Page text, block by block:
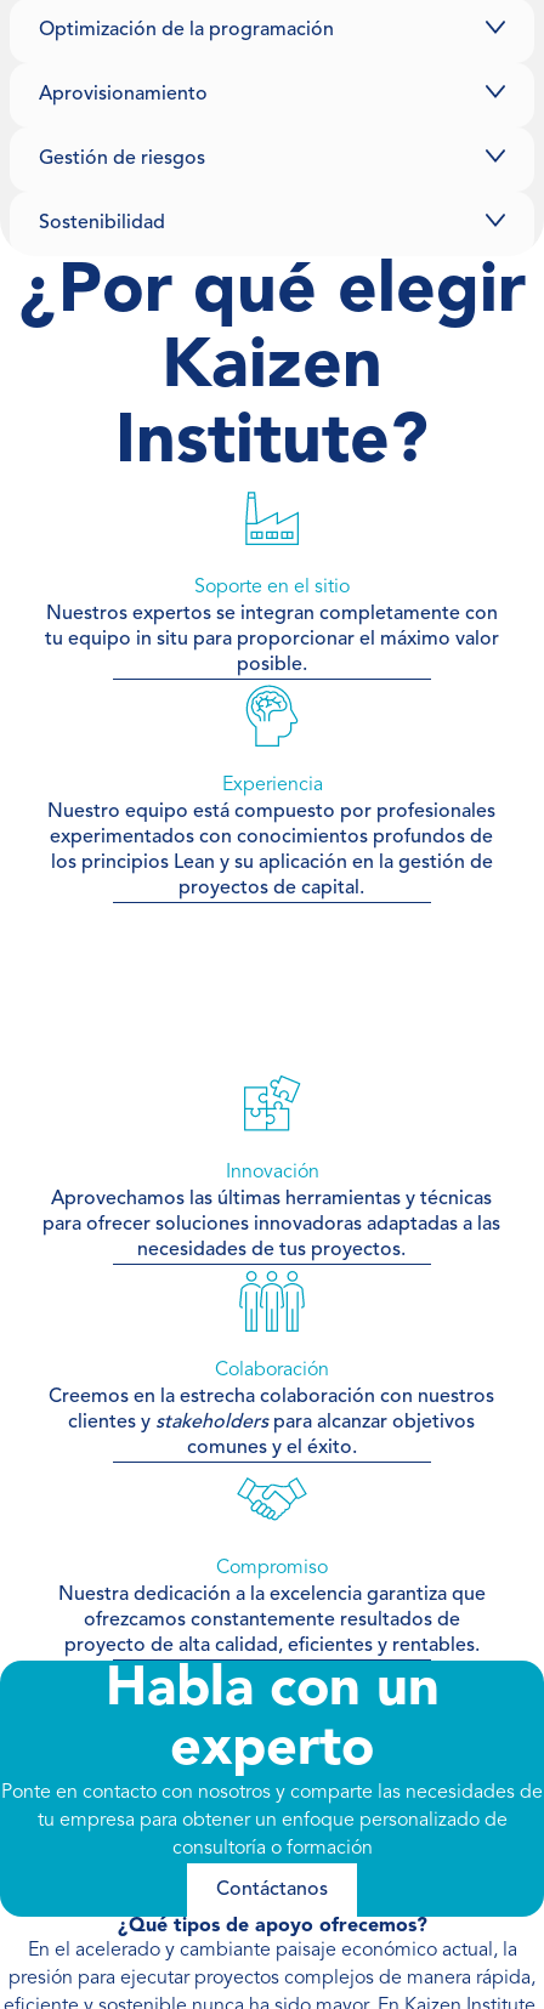
Optimización de la programación
Aprovisionamiento
Gestión de riesgos
Sostenibilidad
¿Por qué elegir
Kaizen
Institute?
Soporte en el sitio
Nuestros expertos se integran completamente con
tu equipo in situ para proporcionar el máximo valor
posible.
Experiencia
Nuestro equipo está compuesto por profesionales
experimentados con conocimientos profundos de
los principios Lean y su aplicación en la gestión de
proyectos de capital.
Innovación
Aprovechamos las últimas herramientas y técnicas
para ofrecer soluciones innovadoras adaptadas a las
necesidades de tus proyectos.
Colaboración
Creemos en la estrecha colaboración con nuestros
clientes y stakeholders para alcanzar objetivos
comunes y el éxito.
Compromiso
Nuestra dedicación a la excelencia garantiza que
ofrezcamos constantemente resultados de
proyecto de alta calidad, eficientes y rentables.
Habla con un
experto
Ponte en contacto con nosotros y comparte las necesidades de
tu empresa para obtener un enfoque personalizado de
consultoría o formación
Contáctanos
¿Qué tipos de apoyo ofrecemos?
En el acelerado y cambiante paisaje económico actual, la
presión para ejecutar proyectos complejos de manera rápida,